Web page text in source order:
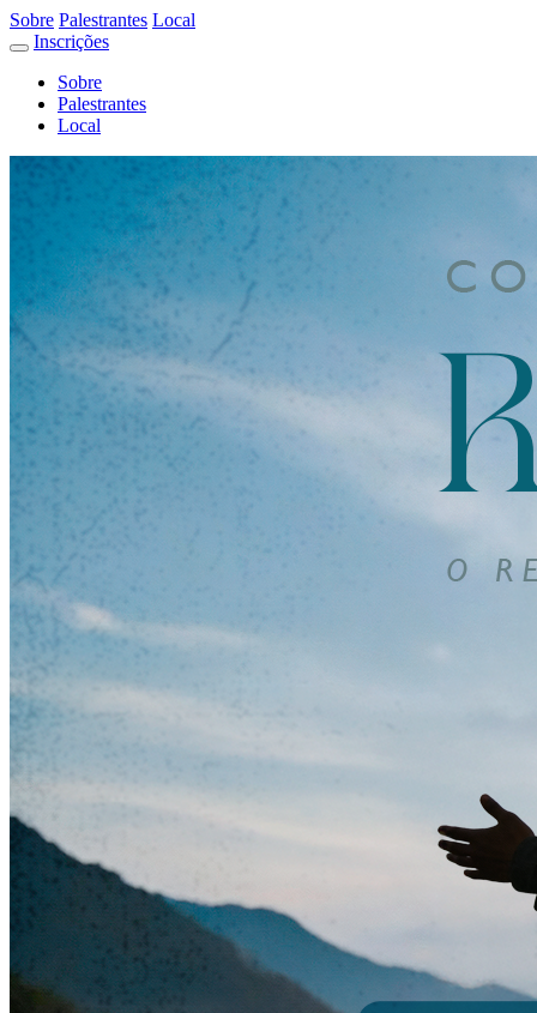
Sobre Palestrantes Local
Inscrições
Sobre
Palestrantes
Local